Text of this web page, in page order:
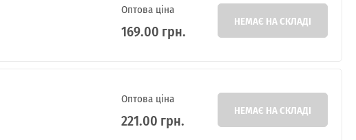
Оптова ціна
169.00 грн. НЕМАЄ НА СКЛАДІ
Оптова ціна
221.00 грн. НЕМАЄ НА СКЛАДІ